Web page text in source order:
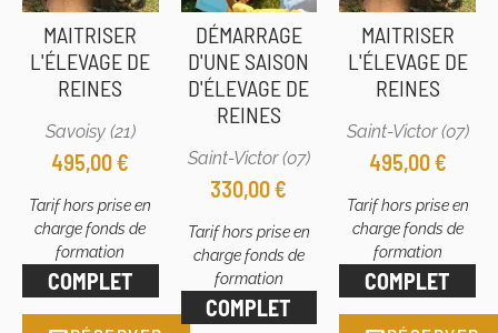
MAITRISER
L'ÉLEVAGE DE
REINES
Savoisy (21)
495,00€
Tarif hors prise en
charge fonds de
formation
COMPLET
DÉMARRAGE
D'UNE SAISON
D'ÉLEVAGE DE
REINES
Saint-Victor (07)
330,00€
Tarif hors prise en
charge fonds de
formation
COMPLET
MAITRISER
L'ÉLEVAGE DE
REINES
Saint-Victor (07)
495,00€
Tarif hors prise en
charge fonds de
formation
COMPLET